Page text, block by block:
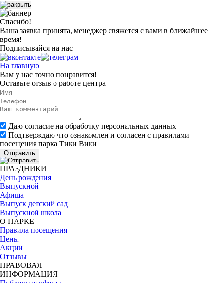
Спасибо!
Ваша заявка принята, менеджер свяжется с вами в ближайшее
время!
Подписывайся на нас
На главную
Вам у нас точно понравится!
Оставьте отзыв о работе центра
Даю согласие на обработку персональных данных
Подтверждаю что ознакомлен и согласен с правилами
посещения парка Тики Вики
Отправить
ПРАЗДНИКИ
День рождения
Выпускной
Афиша
Выпуск детский сад
Выпускной школа
О ПАРКЕ
Правила посещения
Цены
Акции
Отзывы
ПРАВОВАЯ
ИНФОРМАЦИЯ